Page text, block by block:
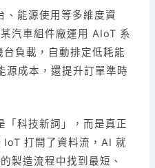
、能源使用等多維度資
汽車組件廠運用 AIoT 系
負載，自動排定低耗能
源成本，還提升訂單準時
「科技新詞」，而是真正
打開了資料流，AI 就
製造流程中找到最短、